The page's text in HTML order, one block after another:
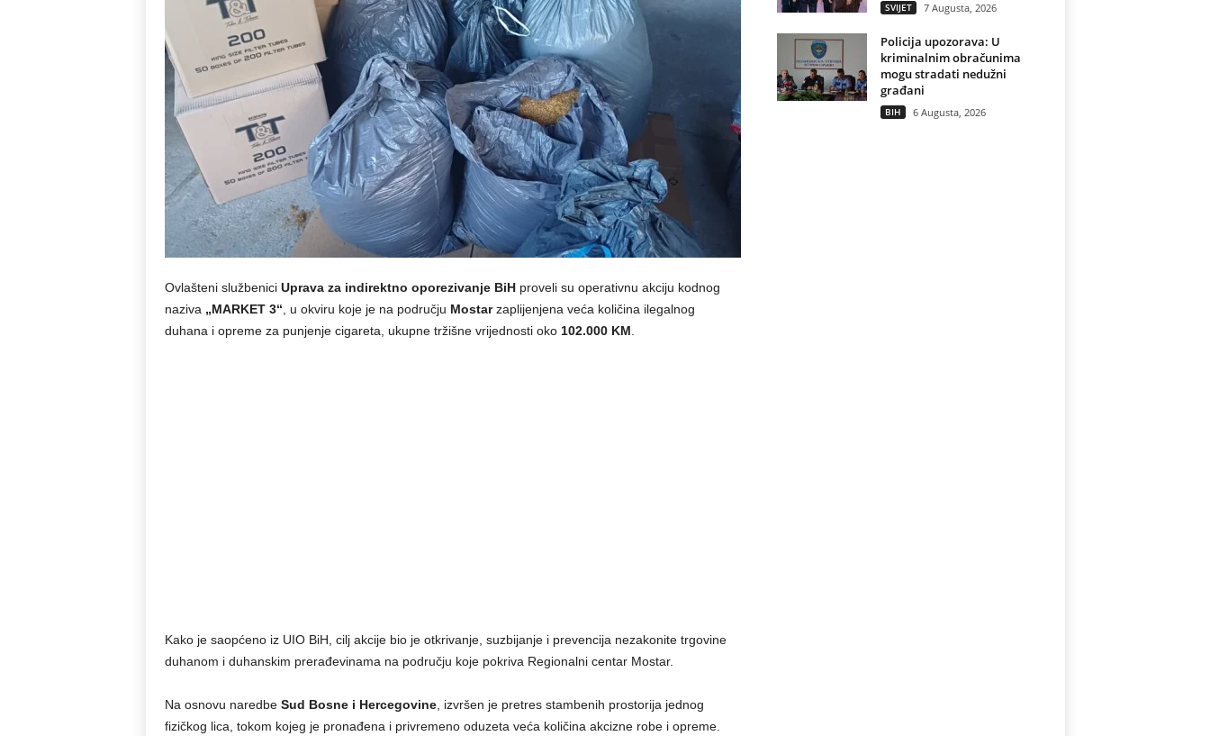
Ovlašteni službenici Uprava za indirektno oporezivanje BiHproveli su operativnu akciju kodnog
naziva „MARKET 3“ , u okviru koje je na području Mostarzaplijenjena veća količina ilegalnog
duhana i opreme za punjenje cigareta, ukupne tržišne vrijednosti oko 102.000 KM
Kako je saopćeno iz UIO BiH, cilj akcije bio je otkrivanje, suzbijanje i prevencija nezakonite trgovine
duhanom i duhanskim prerađevinama na području koje pokriva Regionalni centar Mostar.
Na osnovu naredbe Sud Bosne i Hercegovine, izvršen je pretres stambenih prostorija jednog
fizičkog lica, tokom kojeg je pronađena i privremeno oduzeta veća količina akcizne robe i opreme.
SVIJET 7 Augusta, 2026
Policija upozorava: U
kriminalnim obračunima
mogu stradati nedužni
građani
BIH 6 Augusta, 2026